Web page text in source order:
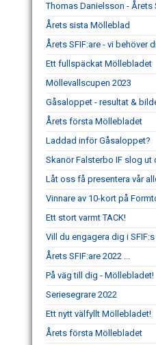
Thomas Danielsson - Årets
Årets sista Mölleblad
Årets SFIF:are - vi behöver
Ett fullspäckat Möllebladet
Möllevallscupen 2023
Gåsaloppet - resultat &
Årets första Möllebladet
Laddad inför Gåsaloppet?
Skanör Falsterbo IF slog ut
Låt oss få presentera vår
Vinnare av 10-kort på
Ett stort varmt TACK!
Vill du engagera dig i
Årets SFIF:are 2022 ...
På väg till dig - Möllebladet!
Seriesegrare 2022
Ett nytt välfyllt Möllebladet!
Årets första Möllebladet